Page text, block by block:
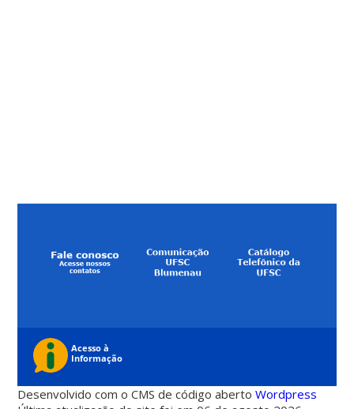
Desenvolvido com o CMS de código abertoWordpress